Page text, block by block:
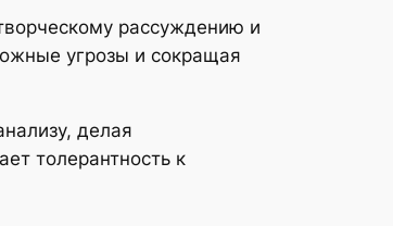
рассуждению и
угрозы и сокращая
делая
толерантность к